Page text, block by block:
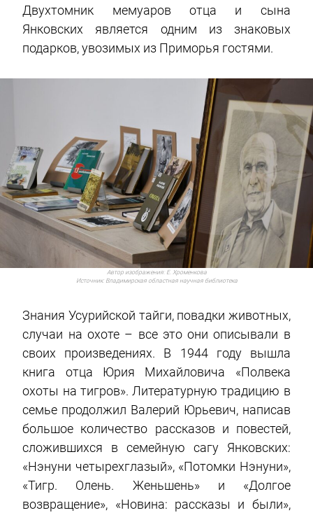
Двухтомник мемуаров отца и сына
Янковских является одним из знаковых
подарков, увозимых из Приморья гостями.
Автор изображения: Е. Хроменкова
Источник: Владимирская областная научная библиотека
Знания Усурийской тайги, повадки животных,
случаи на охоте – все это они описывали в
своих произведениях. В 1944 году вышла
книга отца Юрия Михайловича «Полвека
охоты на тигров». Литературную традицию в
семье продолжил Валерий Юрьевич, написав
большое количество рассказов и повестей,
сложившихся в семейную сагу Янковских:
«Нэнуни четырехглазый», «Потомки Нэнуни»,
«Тигр. Олень. Женьшень» и «Долгое
возвращение», «Новина: рассказы и были»,